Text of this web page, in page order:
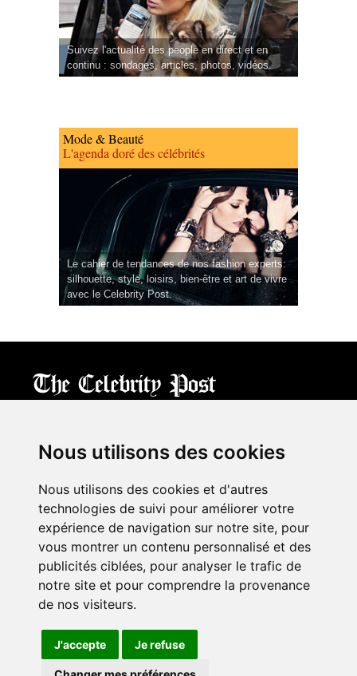
Nous utilisons des cookies
Nous utilisons des cookies et d'autres
technologies de suivi pour améliorer votre
expérience de navigation sur notre site, pour
vous montrer un contenu personnalisé et des
publicités ciblées, pour analyser le trafic de
notre site et pour comprendre la provenance
de nos visiteurs.
J'accepte Je refuse
Suivez l'actualité des people en direct et en
continu : sondages, articles, photos, vidéos.
Mode & Beauté
L'agenda doré des célébrités
Le cahier de tendances de nos fashion experts:
silhouette, style, loisirs, bien-être et art de vivre
avec le Celebrity Post.
Terms of Use| Privacy|Cookies Policy (Mes préférences)
À propos
Mentions légales
Contact Us
Follow us on
Watch us on